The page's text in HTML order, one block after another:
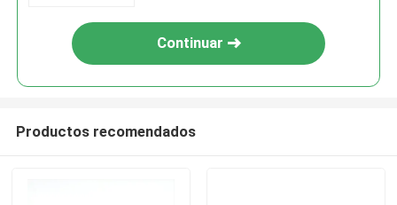
Continuar
Productos recomendados